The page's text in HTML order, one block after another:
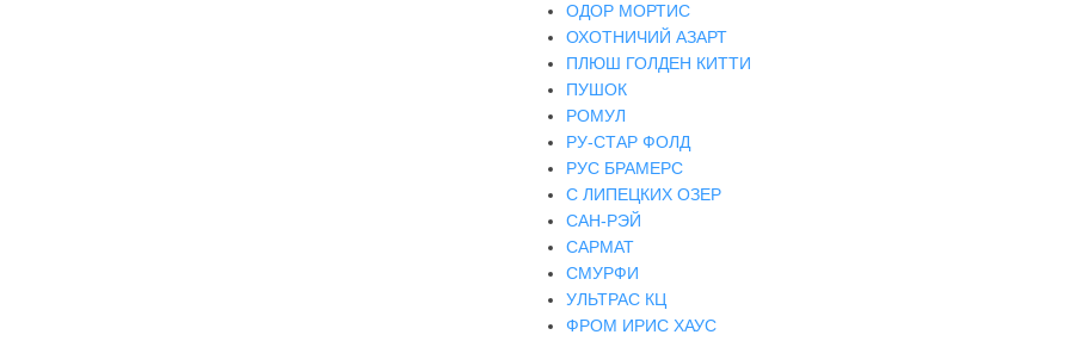
ОДОР МОРТИС
ОХОТНИЧИЙ АЗАРТ
ПЛЮШ ГОЛДЕН КИТТИ
ПУШОК
РОМУЛ
РУ-СТАР ФОЛД
РУС БРАМЕРС
С ЛИПЕЦКИХ ОЗЕР
САН-РЭЙ
САРМАТ
СМУРФИ
УЛЬТРАС КЦ
ФРОМ ИРИС ХАУС